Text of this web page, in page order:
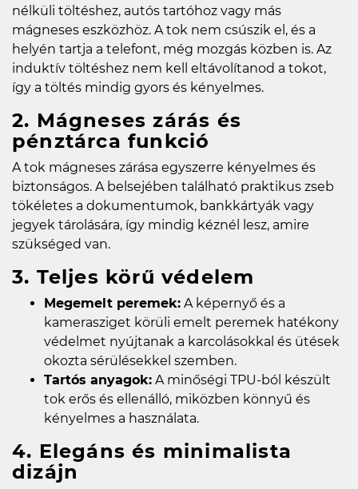
nélküli töltéshez, autós tartóhoz vagy más
mágneses eszközhöz. A tok nem csúszik el, és a
helyén tartja a telefont, még mozgás közben is. Az
induktív töltéshez nem kell eltávolítanod a tokot,
így a töltés mindig gyors és kényelmes.
2. Mágneses zárás és
pénztárca funkció
A tok mágneses zárása egyszerre kényelmes és
biztonságos. A belsejében található praktikus zseb
tökéletes a dokumentumok, bankkártyák vagy
jegyek tárolására, így mindig kéznél lesz, amire
szükséged van.
3. Teljes körű védelem
Megemelt peremek: A képernyő és a
kamerasziget körüli emelt peremek hatékony
védelmet nyújtanak a karcolásokkal és ütések
okozta sérülésekkel szemben.
Tartós anyagok: A minőségi TPU-ból készült
tok erős és ellenálló, miközben könnyű és
kényelmes a használata.
4. Elegáns és minimalista
dizájn